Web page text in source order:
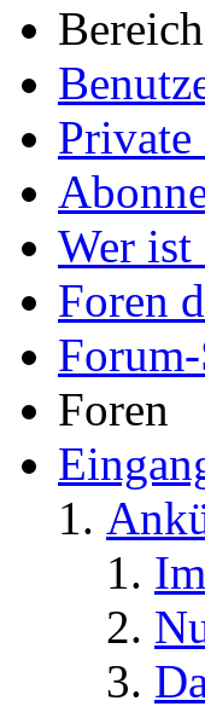
Private
Wer
Foren
Foren